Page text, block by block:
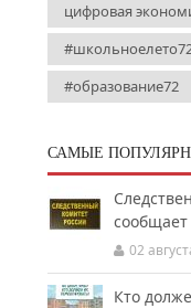
цифровая
#образование72
САМЫЕ
сообщает
02
Кто